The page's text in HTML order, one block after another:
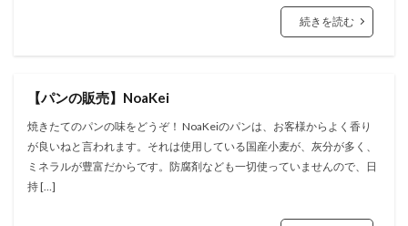
続きを読む
【パンの販売】NoaKei
焼きたてのパンの味をどうぞ！ NoaKeiのパンは、お客様からよく香り
が良いねと言われます。それは使用している国産小麦が、灰分が多く、
ミネラルが豊富だからです。防腐剤なども一切使っていませんので、日
持 […]